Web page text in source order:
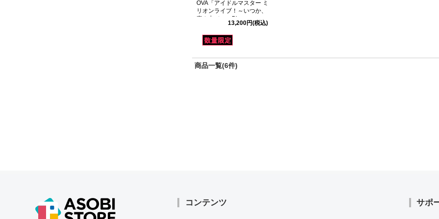
OVA「アイドルマスター ミ
リオンライブ！～いつか、
真ん中で～」Blu-ray
13,200円(税込)
商品一覧(6件)
コンテンツ サポ